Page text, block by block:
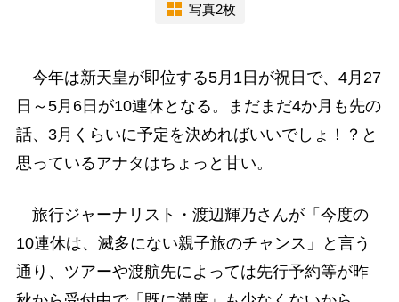
写真2枚
今年は新天皇が即位する5月1日が祝日で、4月27
日～5月6日が10連休となる。まだまだ4か月も先の
話、3月くらいに予定を決めればいいでしょ！？と
思っているアナタはちょっと甘い。
旅行ジャーナリスト・渡辺輝乃さんが「今度の
10連休は、滅多にない親子旅のチャンス」と言う
通り、ツアーや渡航先によっては先行予約等が昨